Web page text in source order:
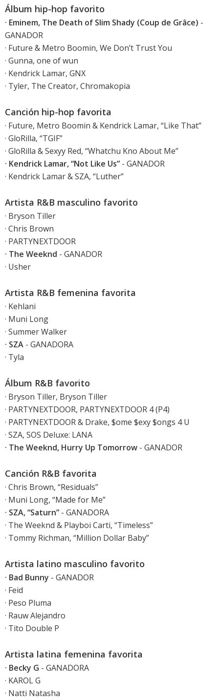
Álbum hip-hop favorito
· Eminem, The Death of Slim Shady (Coup de Grâce) -
GANADOR
· Future & Metro Boomin, We Don’t Trust You
· Gunna, one of wun
· Kendrick Lamar, GNX
· Tyler, The Creator, Chromakopia
Canción hip-hop favorita
· Future, Metro Boomin & Kendrick Lamar, “Like That”
· GloRilla, “TGIF”
· GloRilla & Sexyy Red, “Whatchu Kno About Me”
· Kendrick Lamar, “Not Like Us” - GANADOR
· Kendrick Lamar & SZA, “Luther”
Artista R&B masculino favorito
· Bryson Tiller
· Chris Brown
· PARTYNEXTDOOR
· The Weeknd - GANADOR
· Usher
Artista R&B femenina favorita
· Kehlani
· Muni Long
· Summer Walker
· SZA - GANADORA
· Tyla
Álbum R&B favorito
· Bryson Tiller, Bryson Tiller
· PARTYNEXTDOOR, PARTYNEXTDOOR 4 (P4)
· PARTYNEXTDOOR & Drake, $ome $exy $ongs 4 U
· SZA, SOS Deluxe: LANA
· The Weeknd, Hurry Up Tomorrow - GANADOR
Canción R&B favorita
· Chris Brown, “Residuals”
· Muni Long, “Made for Me”
· SZA, “Saturn” - GANADORA
· The Weeknd & Playboi Carti, “Timeless”
· Tommy Richman, “Million Dollar Baby”
Artista latino masculino favorito
· Bad Bunny - GANADOR
· Feid
· Peso Pluma
· Rauw Alejandro
· Tito Double P
Artista latina femenina favorita
· Becky G - GANADORA
· KAROL G
· Natti Natasha